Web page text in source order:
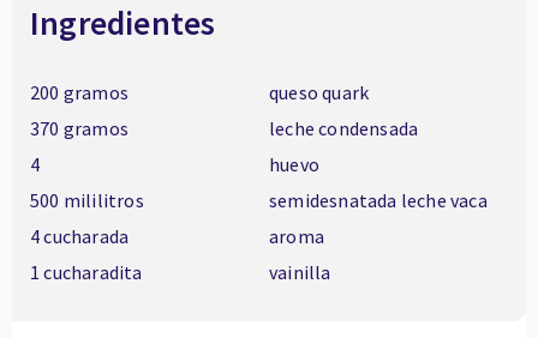
Ingredientes
200 gramos
queso quark
370 gramos
leche condensada
4
huevo
500 mililitros
semidesnatada leche vaca
4 cucharada
aroma
1 cucharadita
vainilla